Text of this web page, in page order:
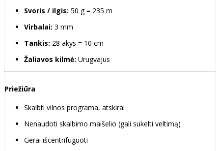
Svoris / ilgis: 50 g = 235 m
Virbalai: 3 mm
Tankis: 28 akys = 10 cm
Žaliavos kilmė: Urugvajus
Priežiūra
Skalbti vilnos programa, atskirai
Nenaudoti skalbimo maišelio (gali sukelti veltimą)
Gerai išcentrifuguoti